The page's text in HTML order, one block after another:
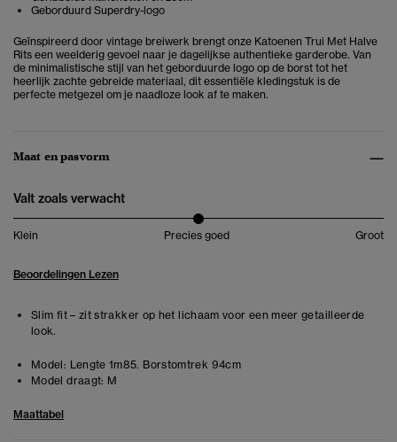
Geborduurd Superdry-logo
Geïnspireerd door vintage breiwerk brengt onze Katoenen Trui Met Halve
Rits een weelderig gevoel naar je dagelijkse authentieke garderobe. Van
de minimalistische stijl van het geborduurde logo op de borst tot het
heerlijk zachte gebreide materiaal, dit essentiële kledingstuk is de
perfecte metgezel om je naadloze look af te maken.
Maat en pasvorm
Valt zoals verwacht
Klein Precies goed Groot
Beoordelingen Lezen
Slim fit – zit strakker op het lichaam voor een meer getailleerde
look.
Model: Lengte 1m85. Borstomtrek 94cm
Model draagt: M
Maattabel